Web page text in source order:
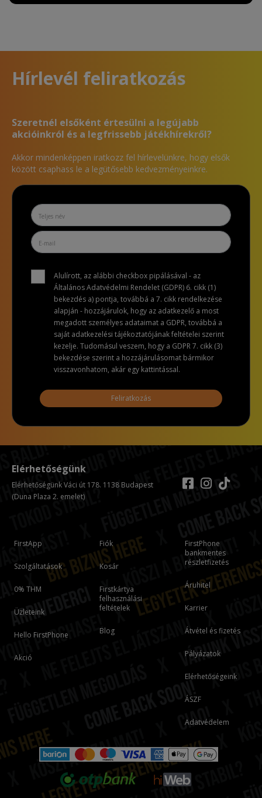
Hírlevél feliratkozás
Szeretnél elsőként értesülni a legújabb
akcióinkról és a legfrissebb játékhírekről?
Akkor mindenképpen iratkozz fel hírlevelünkre, hogy elsők
között csaphass le a legütősebb kedvezményeinkre.
Alulírott, az alábbi checkbox pipálásával - az
Általános Adatvédelmi Rendelet (GDPR) 6. cikk (1)
bekezdés a) pontja, továbbá a 7. cikk rendelkezése
alapján - hozzájárulok, hogy az adatkezelő a most
megadott személyes adataimat a GDPR, továbbá a
saját adatkezelési tájékoztatójának feltételei szerint
kezelje. Tudomásul veszem, hogy a GDPR 7. cikk (3)
bekezdése szerint a hozzájárulásomat bármikor
visszavonhatom, akár egy kattintással.
Feliratkozás
FirstApp
Szolgáltatások
0% THM
Üzleteink
Hello FirstPhone
Akció
Fiók
Kosár
Firstkártya
felhasználási
feltételek
Blog
FirstPhone
bankmentes
részletfizetés
Áruhitel
Karrier
Átvétel és fizetés
Pályázatok
Elérhetőségeink
ÁSZF
Adatvédelem
Elérhetőségünk
Elérhetőségünk Váci út 178. 1138 Budapest
(Duna Plaza 2. emelet)